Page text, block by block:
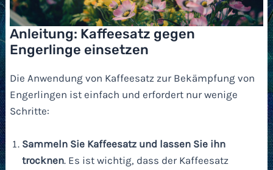
Anleitung: Kaffeesatz gegen
Engerlinge einsetzen
Die Anwendung von Kaffeesatz zur Bekämpfung von
Engerlingen ist einfach und erfordert nur wenige
Schritte:
Sammeln Sie Kaffeesatz und lassen Sie ihn
trocknen. Es ist wichtig, dass der Kaffeesatz